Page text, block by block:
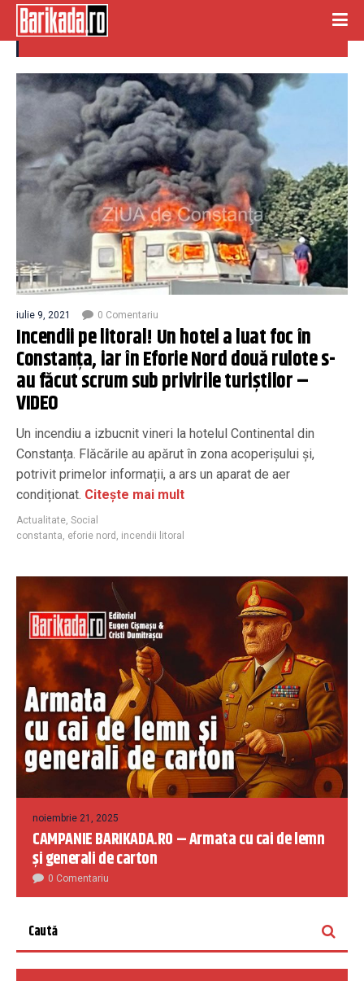
incendii litoral
iulie 9, 2021 0 Comentariu
Incendii pe litoral! Un hotel a luat foc în
Constanța, iar în Eforie Nord două rulote s-
au făcut scrum sub privirile turiștilor –
VIDEO
Un incendiu a izbucnit vineri la hotelul Continental din
Constanța. Flăcările au apărut în zona acoperișului și,
potrivit primelor informații, a ars un aparat de aer
condiționat. Citește mai mult
Actualitate, Social
constanta, eforie nord , incendii litoral
noiembrie 21, 2025
CAMPANIE BARIKADA.RO – Armata cu cai de lemn
și generali de carton
0 Comentariu